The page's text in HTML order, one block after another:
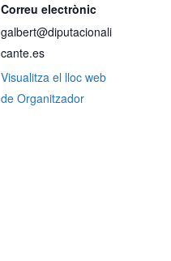
Correu electrònic
galbert@diputacionali
cante.es
Visualitza el lloc web
de Organitzador